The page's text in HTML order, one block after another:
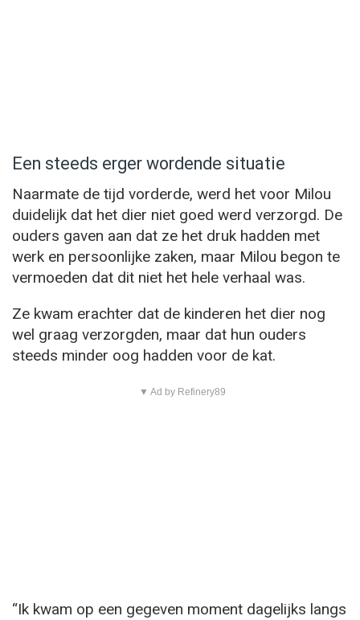
Een steeds erger wordende situatie
Naarmate de tijd vorderde, werd het voor Milou
duidelijk dat het dier niet goed werd verzorgd. De
ouders gaven aan dat ze het druk hadden met
werk en persoonlijke zaken, maar Milou begon te
vermoeden dat dit niet het hele verhaal was.
Ze kwam erachter dat de kinderen het dier nog
wel graag verzorgden, maar dat hun ouders
steeds minder oog hadden voor de kat.
▼ Ad by Refinery89
“Ik kwam op een gegeven moment dagelijks langs